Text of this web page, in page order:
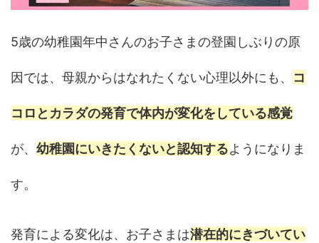
5歳の幼稚園年中さんのお子さまの登園しぶりの原
因では、母親からはなれたくない心理以外にも、 コ
コロとカラダの発育で体内が変化をしている感覚
が、 幼稚園にいきたくないと認知するようになりま
す。
発育による変化は、お子さまは潜在的にきづいてい